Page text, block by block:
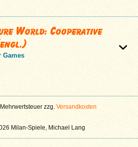
Milan-Spiele, Michael Lang
World: Cooperative
Games
zzg. Versandkosten